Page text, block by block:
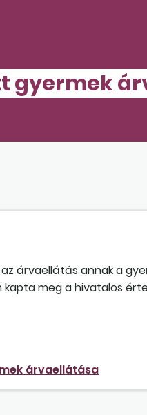
gyermek
árvaellátás annak a
meg a hivatalos
árvaellátása